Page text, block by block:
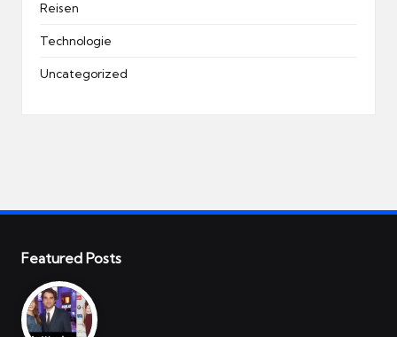
Reisen
Technologie
Uncategorized
Featured Posts